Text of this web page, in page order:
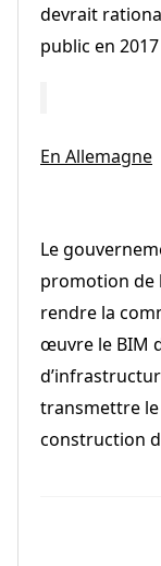
devrait
public en 2017
En Allemagne
Le
promotion de
rendre la
œuvre le BIM
transmettre
construction